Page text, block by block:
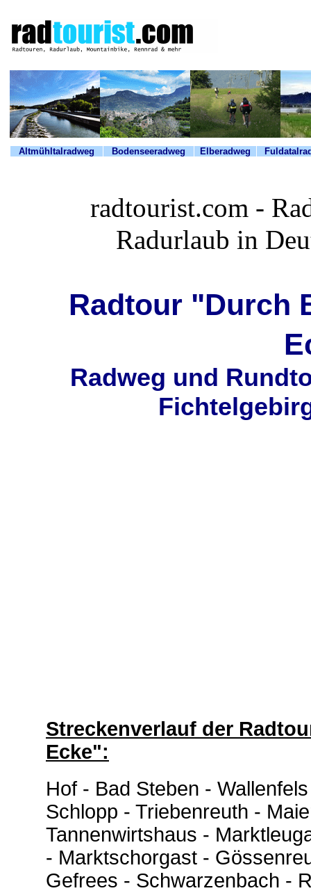
Altmühltalradweg Bodenseeradweg Elberadweg
radtourist.com -
Radurlaub in
Radtour "Durch
Radweg und
Streckenverlauf der
Ecke":
Hof - Bad Steben -
Schlopp - Triebenreuth -
Tannenwirtshaus -
- Marktschorgast -
Gefrees - Schwarzenbach -